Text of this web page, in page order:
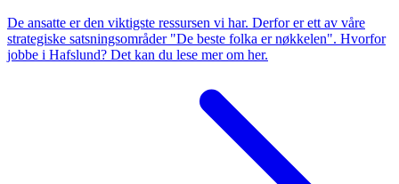
De ansatte er den viktigste ressursen vi har. Derfor er ett av våre
strategiske satsningsområder "De beste folka er nøkkelen". Hvorfor
jobbe i Hafslund? Det kan du lese mer om her.